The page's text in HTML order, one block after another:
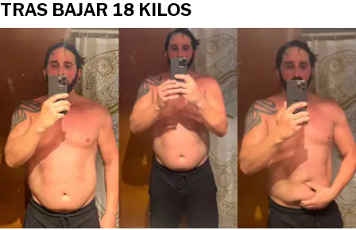
TRAS BAJAR 18 KILOS